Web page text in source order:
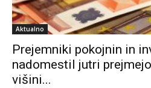
Aktualno
Prejemniki pokojnin in
nadomestil jutri
višini...